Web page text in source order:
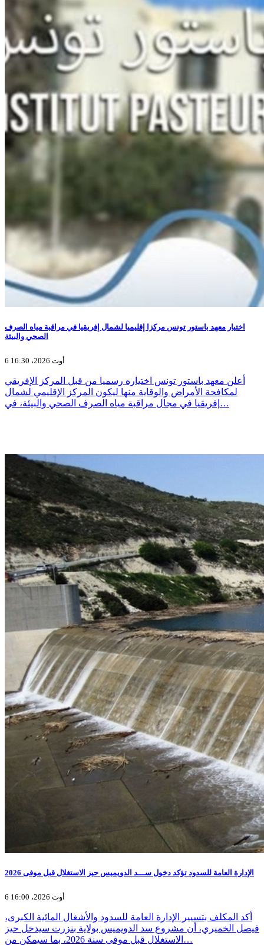
اختيار معهد باستور تونس مركزا إقليميا لشمال إفريقيا في مراقبة مياه الصرف
الصحي والبيئة
6 أوت 2026، 16:30
أعلن معهد باستور تونس اختياره رسميا من قبل المركز الإفريقي
لمكافحة الأمراض والوقاية منها ليكون المركز الإقليمي لشمال
إفريقيا في مجال مراقبة مياه الصرف الصحي والبيئة، في…
الإدارة العامة للسدود تؤكد دخول ســـد الدويميس حيز الاستغلال قبل موفى 2026
6 أوت 2026، 16:00
أكد المكلف بتسيير الإدارة العامة للسدود والأشغال المائية الكبرى،
فيصل الخميري، أن مشروع سد الدويميس بولاية بنزرت سيدخل حيز
الاستغلال قبل موفى سنة 2026، بما سيمكن من…